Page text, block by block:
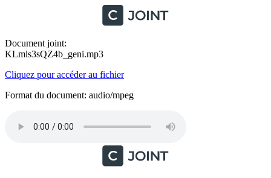
Document joint:
KLmls3sQZ4b_geni.mp3
Cliquez pour accéder au fichier
Format du document: audio/mpeg